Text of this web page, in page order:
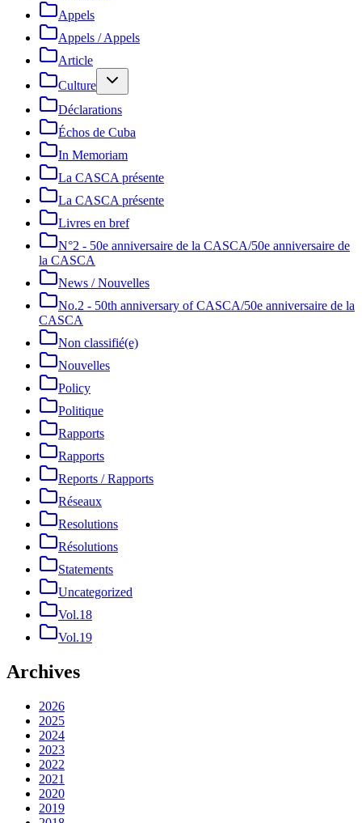
Appels
Appels / Appels
Article
Culture
Déclarations
Échos de Cuba
In Memoriam
La CASCA présente
La CASCA présente
Livres en bref
N°2 - 50e anniversaire de la CASCA/50e anniversaire de
la CASCA
News / Nouvelles
No.2 - 50th anniversary of CASCA/50e anniversaire de la
CASCA
Non classifié(e)
Nouvelles
Policy
Politique
Rapports
Rapports
Reports / Rapports
Réseaux
Resolutions
Résolutions
Statements
Uncategorized
Vol.18
Vol.19
Archives
2026
2025
2024
2023
2022
2021
2020
2019